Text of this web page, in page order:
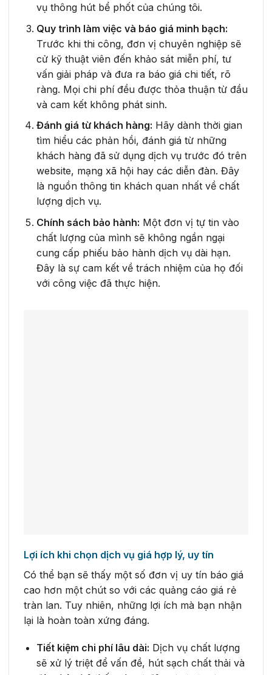
vụ thông hút bể phốt của chúng tôi.
Quy trình làm việc và báo giá minh bạch:
Trước khi thi công, đơn vị chuyên nghiệp sẽ
cử kỹ thuật viên đến khảo sát miễn phí, tư
vấn giải pháp và đưa ra báo giá chi tiết, rõ
ràng. Mọi chi phí đều được thỏa thuận từ đầu
và cam kết không phát sinh.
Đánh giá từ khách hàng: Hãy dành thời gian
tìm hiểu các phản hồi, đánh giá từ những
khách hàng đã sử dụng dịch vụ trước đó trên
website, mạng xã hội hay các diễn đàn. Đây
là nguồn thông tin khách quan nhất về chất
lượng dịch vụ.
Chính sách bảo hành: Một đơn vị tự tin vào
chất lượng của mình sẽ không ngần ngại
cung cấp phiếu bảo hành dịch vụ dài hạn.
Đây là sự cam kết về trách nhiệm của họ đối
với công việc đã thực hiện.
Lợi ích khi chọn dịch vụ giá hợp lý, uy tín
Có thể bạn sẽ thấy một số đơn vị uy tín báo giá
cao hơn một chút so với các quảng cáo giá rẻ
tràn lan. Tuy nhiên, những lợi ích mà bạn nhận
lại là hoàn toàn xứng đáng.
Tiết kiệm chi phí lâu dài: Dịch vụ chất lượng
sẽ xử lý triệt để vấn đề, hút sạch chất thải và